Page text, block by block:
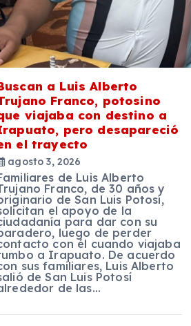
a Luis Alberto
Franco, potosino
viajaba con destino a
pero desapareció
el trayecto
agosto 3, 2026
de Luis Alberto
Franco, de 30 años y
de San Luis Potosí,
el apoyo de la
para dar con su
luego de perder
con él cuando viajaba
a Irapuato. De acuerdo
sus familiares, Luis Alberto
de San Luis Potosí
de las…